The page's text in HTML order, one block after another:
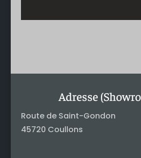
Adresse
Route de Saint-Gondon
45720 Coullons